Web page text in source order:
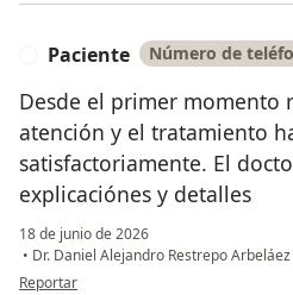
Paciente Número de
Desde el primer momento
atención y el tratamiento
satisfactoriamente. El
explicaciónes y detalles
18 de junio de 2026
• Dr. Daniel Alejandro Restrepo Arbeláez
en opinión del usuario Paciente
Reportar